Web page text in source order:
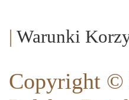
| Warunki
Copyright ©